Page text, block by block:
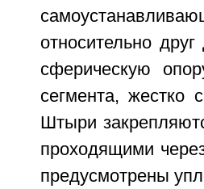
относительно
сферическую
сегмента, жестко
Штыри
проходящими
предусмотрены